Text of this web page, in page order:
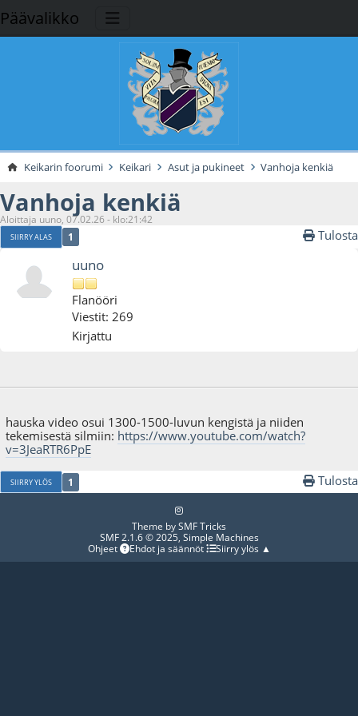
Päävalikko
Keikarin foorumi Keikari Asut ja pukineet Vanhoja kenkiä
Vanhoja kenkiä
Aloittaja uuno, 07.02.26 - klo:21:42
SIIRRY ALAS 1 Tulosta
uuno
Flanööri
Viestit: 269
Kirjattu
hauska video osui 1300-1500-luvun kengistä ja niiden
tekemisestä silmiin: https://www.youtube.com/watch?
v=3JeaRTR6PpE
SIIRRY YLÖS 1 Tulosta
Theme bySMF Tricks
SMF 2.1.6 © 2025, Simple Machines
Ohjeet
Ehdot ja säännöt Siirry ylös ▲